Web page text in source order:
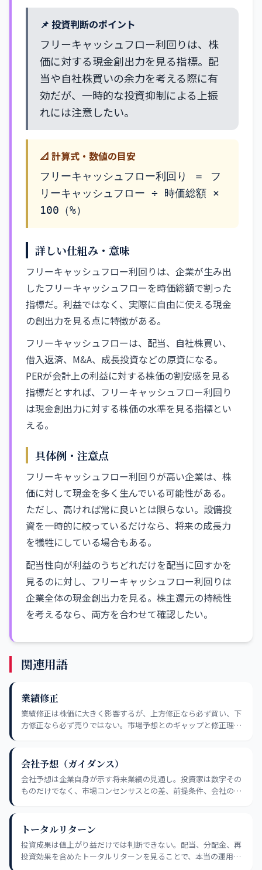
📌 投資判断のポイント
フリーキャッシュフロー利回りは、株
価に対する現金創出力を見る指標。配
当や自社株買いの余力を考える際に有
効だが、一時的な投資抑制による上振
れには注意したい。
📐 計算式・数値の目安
フリーキャッシュフロー利回り ＝ フ
リーキャッシュフロー ÷ 時価総額 ×
100（%）
詳しい仕組み・意味
フリーキャッシュフロー利回りは、企業が生み出
したフリーキャッシュフローを時価総額で割った
指標だ。利益ではなく、実際に自由に使える現金
の創出力を見る点に特徴がある。
フリーキャッシュフローは、配当、自社株買い、
借入返済、M&A、成長投資などの原資になる。
PERが会計上の利益に対する株価の割安感を見る
指標だとすれば、フリーキャッシュフロー利回り
は現金創出力に対する株価の水準を見る指標とい
える。
具体例・注意点
フリーキャッシュフロー利回りが高い企業は、株
価に対して現金を多く生んでいる可能性がある。
ただし、高ければ常に良いとは限らない。設備投
資を一時的に絞っているだけなら、将来の成長力
を犠牲にしている場合もある。
配当性向が利益のうちどれだけを配当に回すかを
見るのに対し、フリーキャッシュフロー利回りは
企業全体の現金創出力を見る。株主還元の持続性
を考えるなら、両方を合わせて確認したい。
関連用語
業績修正
業績修正は株価に大きく影響するが、上方修正なら必ず買い、下
方修正なら必ず売りではない。市場予想とのギャップと修正理由
会社予想（ガイダンス）
会社予想は企業自身が示す将来業績の見通し。投資家は数字その
ものだけでなく、市場コンセンサスとの差、前提条件、会社の予
トータルリターン
投資成果は値上がり益だけでは判断できない。配当、分配金、再
投資効果を含めたトータルリターンを見ることで、本当の運用成